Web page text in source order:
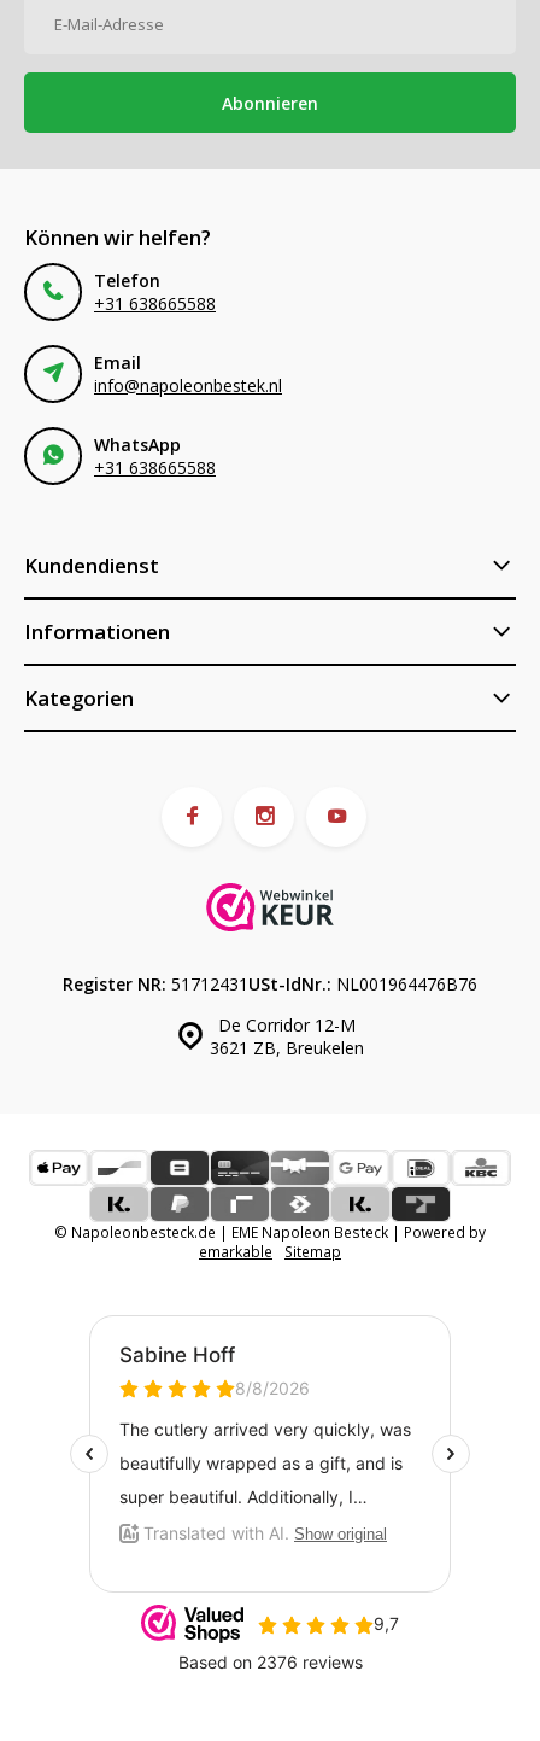
Abonnieren
Können wir helfen?
Telefon
+31 638665588
Email
info@napoleonbestek.nl
WhatsApp
+31 638665588
Kundendienst
Informationen
Kategorien
De Corridor 12-M
3621 ZB, Breukelen
Register NR: 51712431 USt-IdNr.: NL001964476B76
© Napoleonbesteck.de | EME Napoleon Besteck | Powered by
emarkable
Sitemap